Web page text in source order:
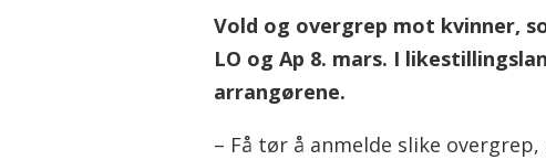
Vold og overgrep mot kvinner,
LO og Ap 8. mars. I
arrangørene.
– Få tør å anmelde slike